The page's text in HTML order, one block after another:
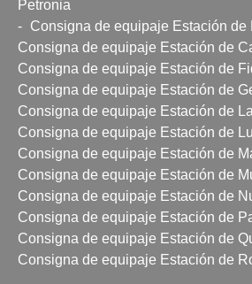
Petronia
-
Consigna de equipaje Estación de
Consigna de equipaje Estación de
Consigna de equipaje Estación de
Consigna de equipaje Estación de
Consigna de equipaje Estación de
Consigna de equipaje Estación de
Consigna de equipaje Estación de
Consigna de equipaje Estación de
Consigna de equipaje Estación de
Consigna de equipaje Estación de
Consigna de equipaje Estación de
Consigna de equipaje Estación de